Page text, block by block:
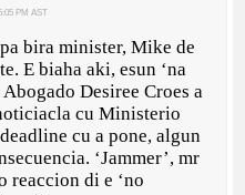
PM AST
bira minister, Mike de
E biaha aki, esun ‘na
Desiree Croes a
cu Ministerio
cu a pone, algun
‘Jammer’, mr
reaccion di e ‘no